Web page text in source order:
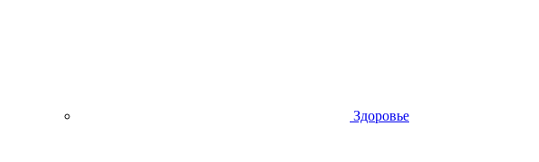
Здоровье